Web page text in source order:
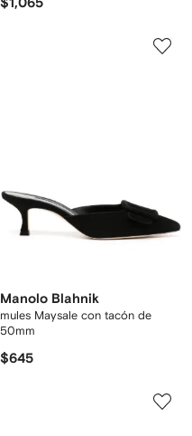
$1,065
Manolo Blahnik
mules Maysale con tacón de
50mm
$645